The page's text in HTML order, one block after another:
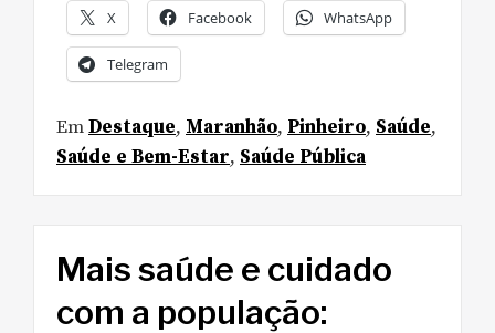
X Facebook WhatsApp
Telegram
EmDestaque, Maranhão, Pinheiro, Saúde,
Saúde e Bem-Estar, Saúde Pública
Mais saúde e cuidado
com a população: